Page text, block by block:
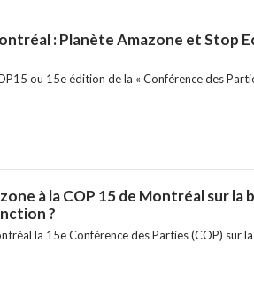
: Planète Amazone et Stop
ou 15e édition de la « Conférence des
à la COP 15 de Montréal sur la
?
la 15e Conférence des Parties (COP) sur